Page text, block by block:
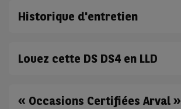
Historique d'entretien
Louez cette DS DS4 en LLD
« Occasions Certifiées Arval »